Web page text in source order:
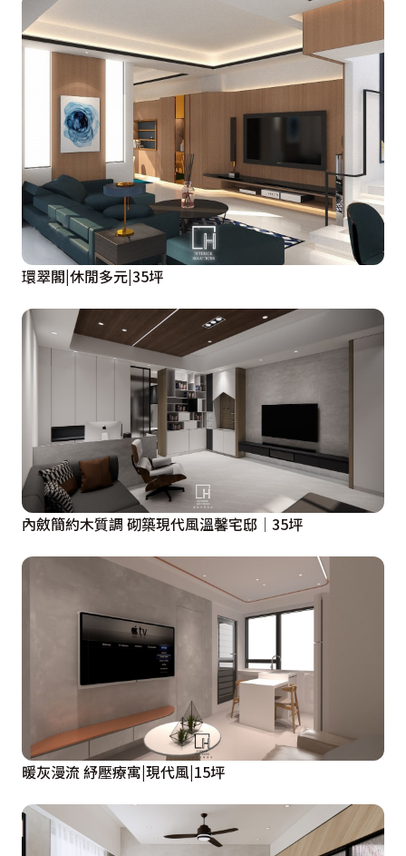
環翠閣|休閒多元|35坪
內斂簡約木質調 砌築現代風溫馨宅邸│35坪
暖灰漫流 紓壓療寓|現代風|15坪